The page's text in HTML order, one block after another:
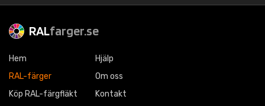
RALfarger.se
Hem
RAL-färger
Köp RAL-färgfläkt
Hjälp
Om oss
Kontakt